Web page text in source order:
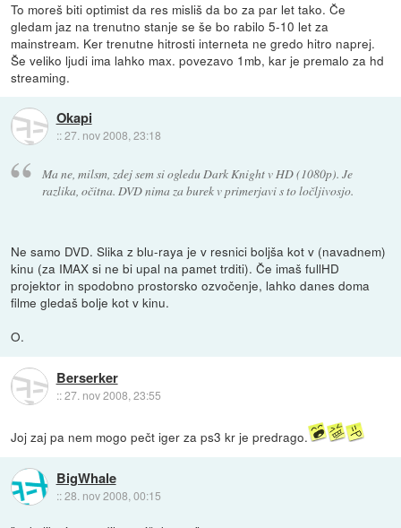
To moreš biti optimist da res misliš da bo za par let tako. Če
gledam jaz na trenutno stanje se še bo rabilo 5-10 let za
mainstream. Ker trenutne hitrosti interneta ne gredo hitro naprej.
Še veliko ljudi ima lahko max. povezavo 1mb, kar je premalo za hd
streaming.
Okapi
::27. nov 2008, 23:18
Ma ne, milsm, zdej sem si ogledu Dark Knight v HD (1080p). Je
razlika, očitna. DVD nima za burek v primerjavi s to ločljivosjo.
Ne samo DVD. Slika z blu-raya je v resnici boljša kot v (navadnem)
kinu (za IMAX si ne bi upal na pamet trditi). Če imaš fullHD
projektor in spodobno prostorsko ozvočenje, lahko danes doma
filme gledaš bolje kot v kinu.
O.
Berserker
::27. nov 2008, 23:55
Joj zaj pa nem mogo pečt iger za ps3 kr je predrago.
BigWhale
::28. nov 2008, 00:15